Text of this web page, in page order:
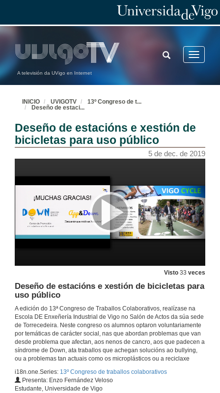
A televisión da UVigo en Internet
Toggle
TOGGLE
SEARCH
INICIO UVIGOTV 13º Congreso de t...
Deseño de estaci...
Deseño de estacións e xestión de
bicicletas para uso público
5 de dec. de 2019
Visto 33 veces
Deseño de estacións e xestión de bicicletas para
uso público
A edición do 13ª Congreso de Traballos Colaborativos, realízase na
Escola DE Enxeñería Industrial de Vigo no Salón de Actos da súa sede
de Torrecedeira. Neste congreso os alumnos optaron voluntariamente
por temáticas de carácter social, nas que abordan problemas que van
desde problema que afectan, aos nenos de cancro, aos que padecen a
síndrome de Down, ata traballos que achegan solucións ao bullying,
ou a problemas tan actuais como os microplásticos ou a reciclaxe
i18n.one.Series: 13º Congreso de traballos colaborativos
Presenta: Enzo Fernández Veloso
Estudante, Universidade de Vigo
D. Juan Pardo Froján abre o 13º Congreso de Traballos Colaborativos
5 de dec. de 2019
191204_CTC_JOSELUIS_SIN_CUT3.mp4
5 de dec. de 2019
Proxecto actividades e de reacondicionamiento de espazos en hospitais para nenos afectados de cancro
5 de dec. de 2019
191204_CTC_fuego_con_cut5
5 de dec. de 2019
App de axuda, detección e prevención do bullying
5 de dec. de 2019